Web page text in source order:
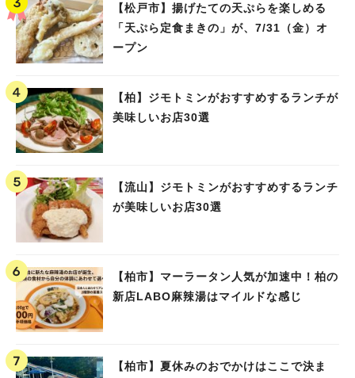
【松戸市】揚げたての天ぷらを楽しめる
「天ぷら定食まきの」が、7/31（金）オ
ープン
【柏】ジモトミンがおすすめするランチが
美味しいお店30選
【流山】ジモトミンがおすすめするランチ
が美味しいお店30選
【柏市】マーラータン人気が加速中！柏の
新店LABO麻辣湯はマイルドな感じ
【柏市】夏休みのおでかけはここで決ま